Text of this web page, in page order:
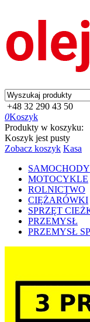
+48 32 290 43 50
0Koszyk
Produkty w koszyku:
Koszyk jest pusty
Zobacz koszyk Kasa
SAMOCHODY
MOTOCYKLE
ROLNICTWO
CIĘŻARÓWKI
SPRZĘT
PRZEMYSŁ
PRZEMYSŁ